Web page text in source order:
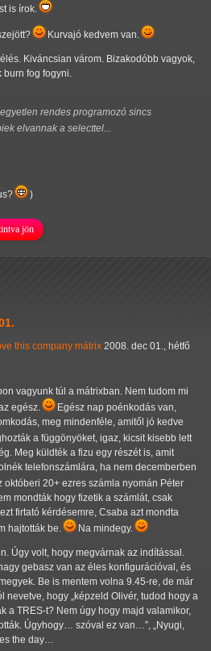
is írok.
Kurvajó kedvem van.
Kiváncsian várom. Bizakodóbb vagyok,
burn fog fogyni.
rendes programozó sincs
elvannak a selecttel...
)
jön
this company mátrix 2008. dec 01., hétfő
vagyunk túl a mátrixban. Nem tudom mi
egész.
Egész nap poénkodás van,
meg mindenféle, amitől jó kedve
a függönyöket, igaz, kicsit kisebb lett
Meg küldték a fizu egy részét is, amit
telefonszámlára, ha nem decemberben
októberi 20+ ezres számla nyomán Péter
mondták hogy fizetik a számlát, csak
firtató kérdésemre, Csaba azt mondta
hajtották be.
Na mindegy.
Úgy volt, hogy megvárnak az indítással.
gebasz van az éles konfigurációval, és
Be is mentem volna 9.45-re, de már
nevetve, hogy
képzeld Olivér, tudod hogy a
a TRES-t? Nem úgy hogy majd valamikor,
Úgyhogy… szóval ez van… ,
Nyugi,
the day…